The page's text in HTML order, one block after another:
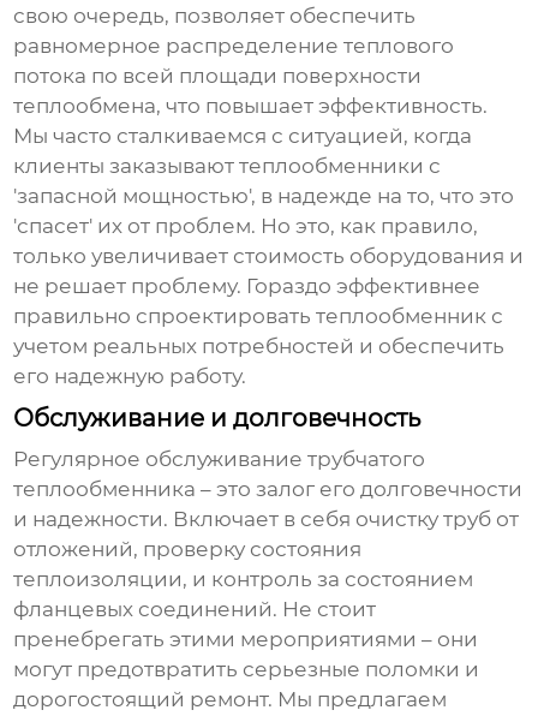
свою очередь, позволяет обеспечить
равномерное распределение теплового
потока по всей площади поверхности
теплообмена, что повышает эффективность.
Мы часто сталкиваемся с ситуацией, когда
клиенты заказывают теплообменники с
'запасной мощностью', в надежде на то, что это
'спасет' их от проблем. Но это, как правило,
только увеличивает стоимость оборудования и
не решает проблему. Гораздо эффективнее
правильно спроектировать теплообменник с
учетом реальных потребностей и обеспечить
его надежную работу.
Обслуживание и долговечность
Регулярное обслуживание трубчатого
теплообменника – это залог его долговечности
и надежности. Включает в себя очистку труб от
отложений, проверку состояния
теплоизоляции, и контроль за состоянием
фланцевых соединений. Не стоит
пренебрегать этими мероприятиями – они
могут предотвратить серьезные поломки и
дорогостоящий ремонт. Мы предлагаем